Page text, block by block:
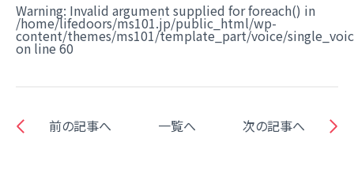
Warning: Invalid argument supplied for foreach() in
/home/lifedoors/ms101.jp/public_html/wp-
content/themes/ms101/template_part/voice/
on line 60
前の記事へ 一覧へ 次の記事へ